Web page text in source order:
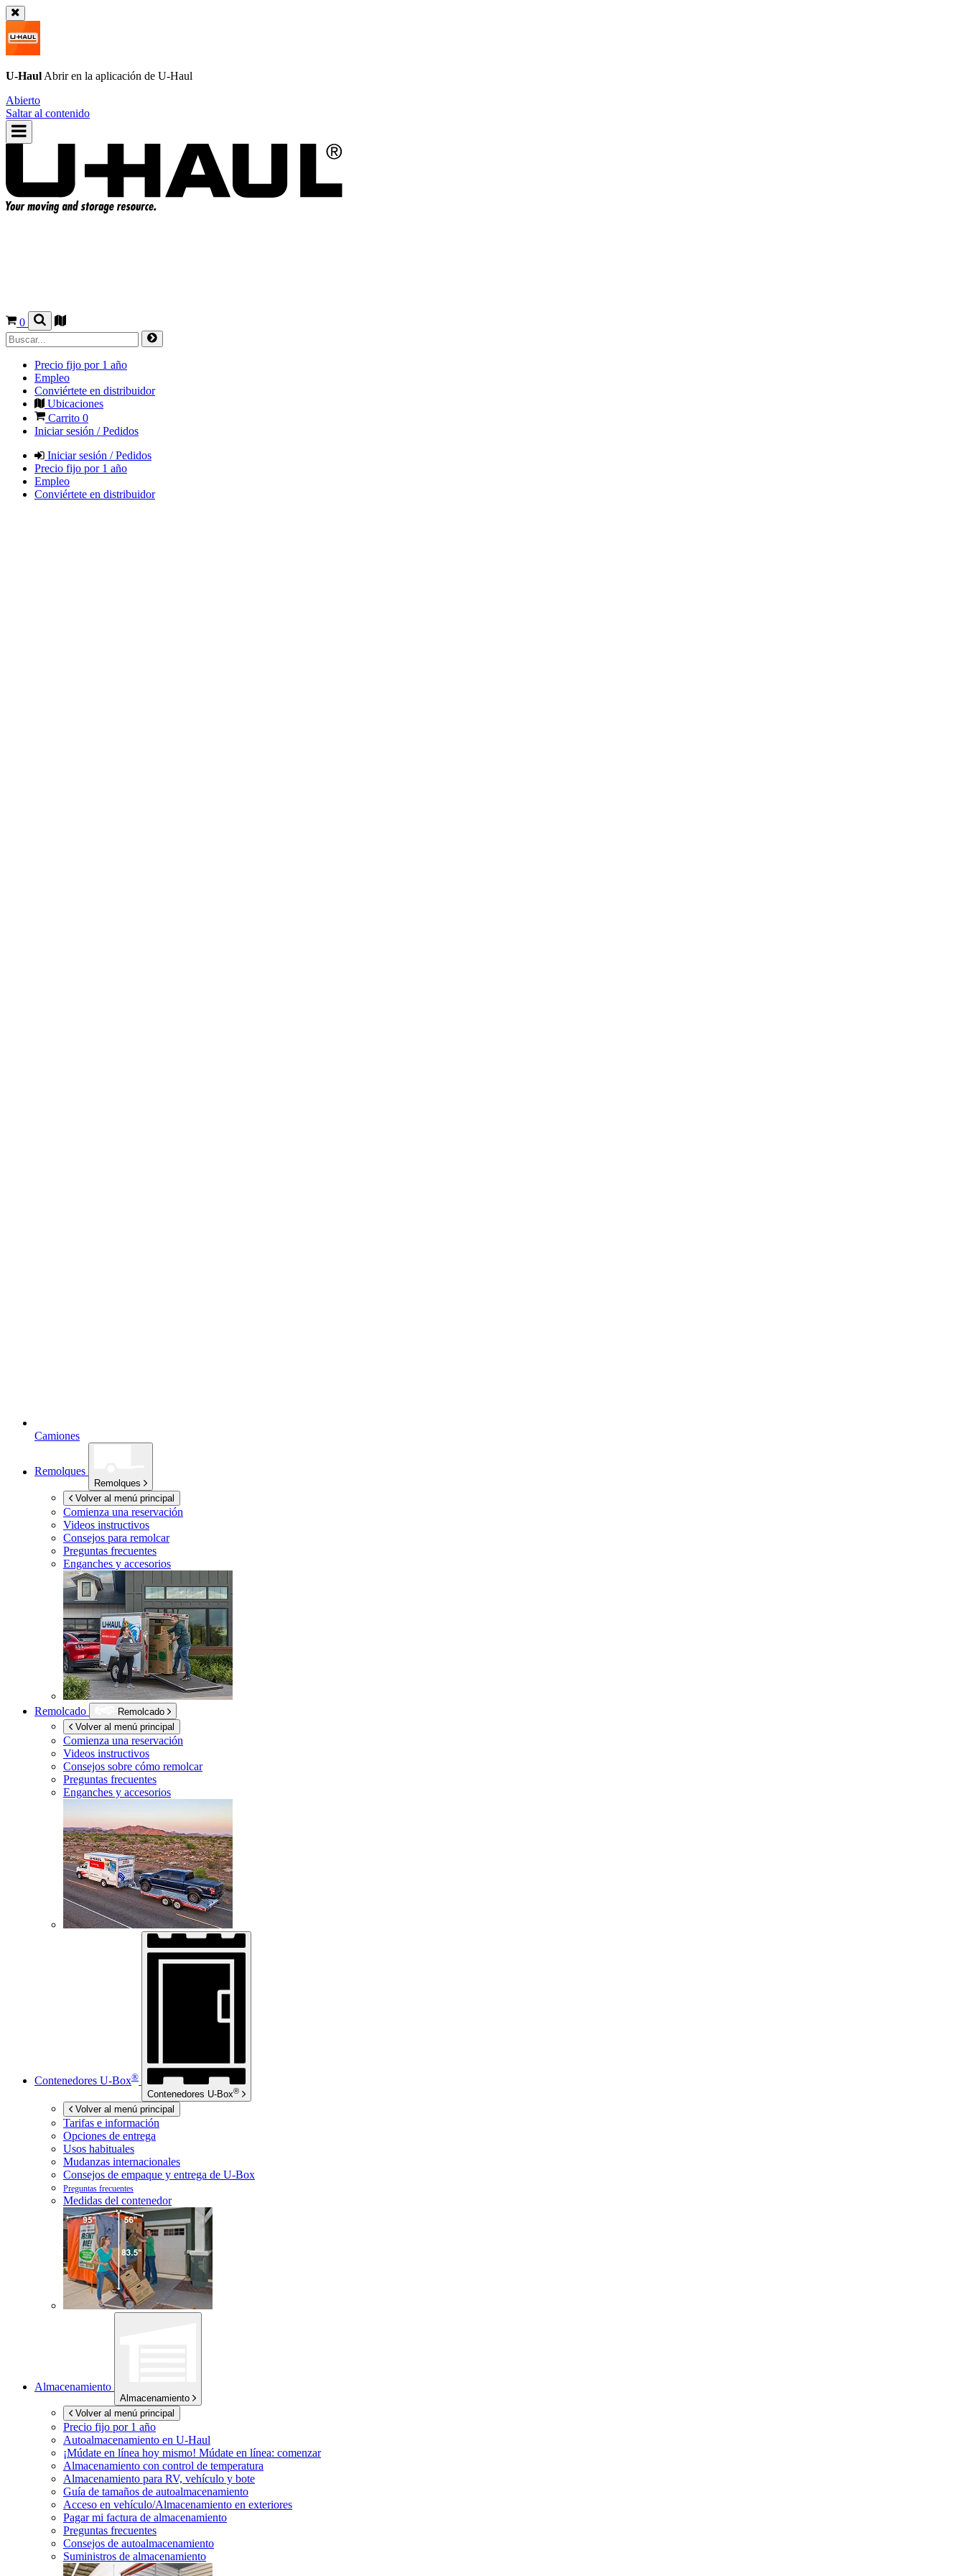
U-Haul Abrir en la aplicación de U-Haul
Abierto
Saltar al contenido
0
Precio fijo por 1 año
Empleo
Conviértete en distribuidor
Ubicaciones
Carrito 0
Iniciar sesión / Pedidos
Iniciar sesión / Pedidos
Precio fijo por 1 año
Empleo
Conviértete en distribuidor
Camiones
Remolques
Remolques
Volver al menú principal
Comienza una reservación
Videos instructivos
Consejos para remolcar
Preguntas frecuentes
Enganches y accesorios
Remolcado
Remolcado
Volver al menú principal
Comienza una reservación
Videos instructivos
Consejos sobre cómo remolcar
Preguntas frecuentes
Enganches y accesorios
Contenedores U-Box®
Contenedores U-Box®
Volver al menú principal
Tarifas e información
Opciones de entrega
Usos habituales
Mudanzas internacionales
Consejos de empaque y entrega de U-Box
Preguntas frecuentes
Medidas del contenedor
Almacenamiento
Almacenamiento
Volver al menú principal
Precio fijo por 1 año
Autoalmacenamiento en U-Haul
¡Múdate en línea hoy mismo! Múdate en línea: comenzar
Almacenamiento con control de temperatura
Almacenamiento para RV, vehículo y bote
Guía de tamaños de autoalmacenamiento
Acceso en vehículo/Almacenamiento en exteriores
Pagar mi factura de almacenamiento
Preguntas frecuentes
Consejos de autoalmacenamiento
Suministros de almacenamiento